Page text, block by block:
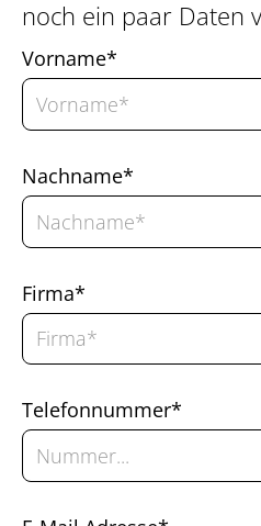
noch ein paar Daten
Vorname*
Nachname*
Firma*
Telefonnummer*